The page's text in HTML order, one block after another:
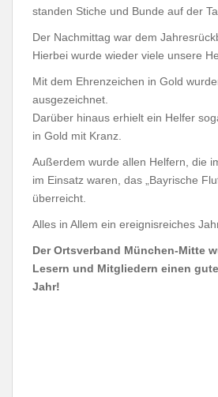
standen Stiche und Bunde auf der
Der Nachmittag war dem
Hierbei wurde wieder viele unsere
Mit dem Ehrenzeichen in Gold
ausgezeichnet.
Darüber hinaus erhielt ein Helfer
in Gold mit Kranz.
Außerdem wurde allen Helfern, die
im Einsatz waren, das „Bayrische
überreicht.
Alles in Allem ein ereignisreiches
Der Ortsverband München-Mitte
Lesern und Mitgliedern einen
Jahr!